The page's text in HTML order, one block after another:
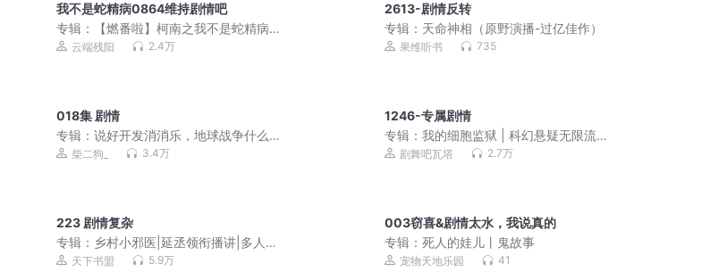
我不是蛇精病0864维持剧情吧
专辑：
【燃番啦】柯南之我不是蛇精病|
穿越动漫|热血爆笑|多人有声剧
云端残阳 2.4万
2613-剧情反转
专辑： 天命神相（原野演播-过亿佳作）
果维听书 735
018集 剧情
专辑：说好开发消消乐，地球战争什么
鬼｜科技｜搞笑｜战争｜架空｜多人有
柴二狗_ 3.4万
1246-专属剧情
专辑：我的细胞监狱 | 科幻悬疑无限流 |
3D精品多人剧
剧舞吧瓦塔 2.7万
223 剧情复杂
专辑： 乡村小邪医|延丞领衔播讲|多人精
品有声剧
天下书盟 5.9万
003窃喜&剧情太水，我说真的
专辑：死人的娃儿丨鬼故事
宠物天地乐园 41